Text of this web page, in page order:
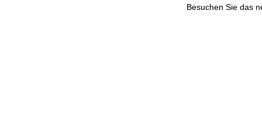
Besuchen Sie das